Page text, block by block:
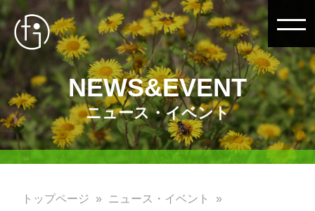
NEWS&EVENT
ニュース・イベント
トップページ
ニュース・イベント